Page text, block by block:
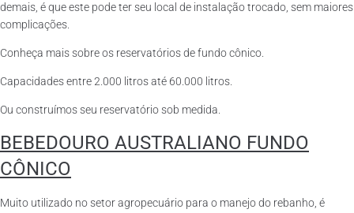
demais, é que este pode ter seu local de instalação trocado, sem maiores
complicações.
Conheça mais sobre os reservatórios de fundo cônico.
Capacidades entre 2.000 litros até 60.000 litros.
Ou construímos seu reservatório sob medida.
BEBEDOURO AUSTRALIANO FUNDO
CÔNICO
Muito utilizado no setor agropecuário para o manejo do rebanho, é